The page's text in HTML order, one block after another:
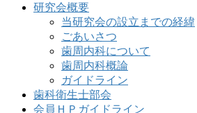
研究会概要
当研究会の設立までの経緯
ごあいさつ
歯周内科について
歯周内科概論
ガイドライン
歯科衛生士部会
会員ＨＰガイドライン